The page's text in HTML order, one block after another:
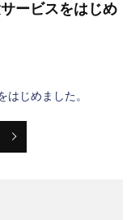
ービスをはじめ
じめました。